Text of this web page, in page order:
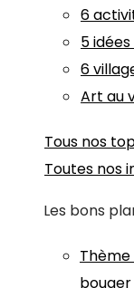
6
5
6
Art au
Tous nos
Toutes nos
Les bons
Thème